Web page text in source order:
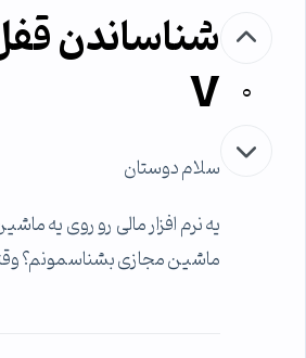
0
V
سلام دوستان
ماشین مجازی بشناسمونم؟